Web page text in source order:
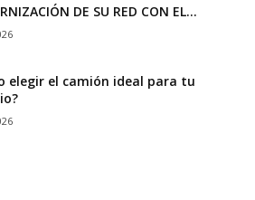
DE SU RED CON EL...
elegir el camión ideal para tu